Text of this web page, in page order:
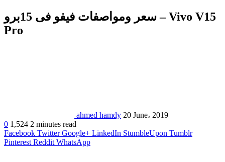
سعر ومواصفات فيفو فى 15برو – Vivo V15
Pro
ahmed hamdy 20 June، 2019
0 1,524 2 minutes read
Facebook Twitter Google+ LinkedIn StumbleUpon Tumblr
Pinterest Reddit WhatsApp